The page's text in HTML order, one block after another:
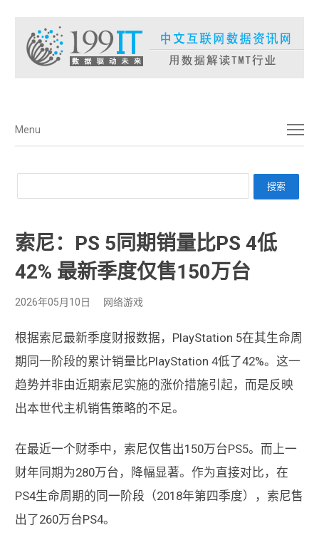
菜单
Menu
索尼：PS 5同期销量比PS 4低
42% 最新季度仅售150万台
2026年05月10日 网络游戏
根据索尼最新季度财报数据，PlayStation 5在其生命周
期同一阶段的累计销量比PlayStation 4低了42%。这一
趋势并非由近期索尼实施的涨价措施引起，而是反映
出本世代主机销售策略的不足。
在最近一个财季中，索尼仅售出150万台PS5。而上一
财年同期为280万台，降幅显著。作为直接对比，在
PS4生命周期的同一阶段（2018年第四季度），索尼售
出了260万台PS4。